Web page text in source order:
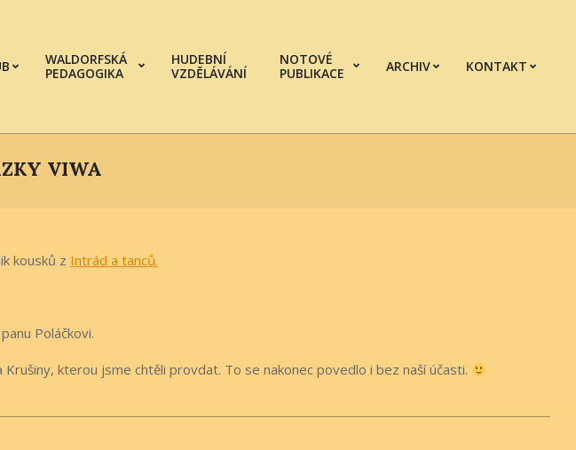
WALDORFSKÁ
PEDAGOGIKA
HUDEBNÍ
VZDĚLÁVÁNÍ
NOTOVÉ
PUBLIKACE
ARCHIV KONTAKT
VIWA
kousků z Intrád a tanců.
Poláčkovi.
kterou jsme chtěli provdat. To se nakonec povedlo i bez naší účasti.